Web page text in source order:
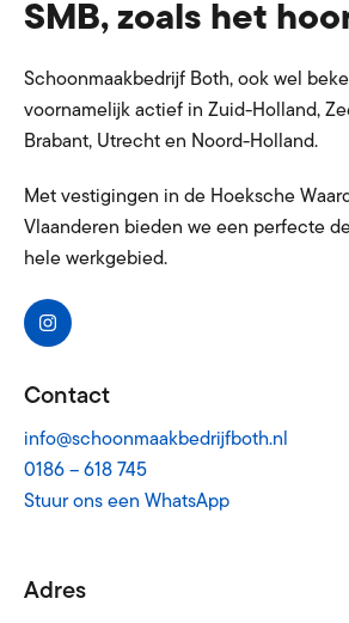
SMB, zoals het
Schoonmaakbedrijf Both, ook wel
voornamelijk actief in Zuid-Holland,
Brabant, Utrecht en Noord-Holland.
Met vestigingen in de Hoeksche
Vlaanderen bieden we een perfecte
hele werkgebied.
Contact
info@schoonmaakbedrijfboth.nl
0186 – 618 745
Stuur ons een WhatsApp
Adres